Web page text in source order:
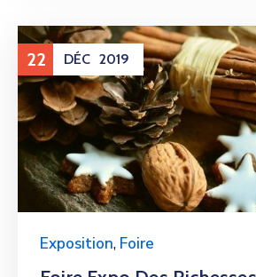
22 DÉC 2019
Exposition, Foire